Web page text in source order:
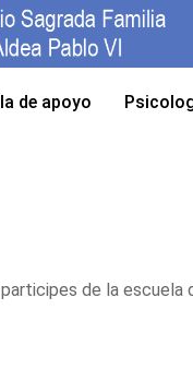
de apoyo
de la